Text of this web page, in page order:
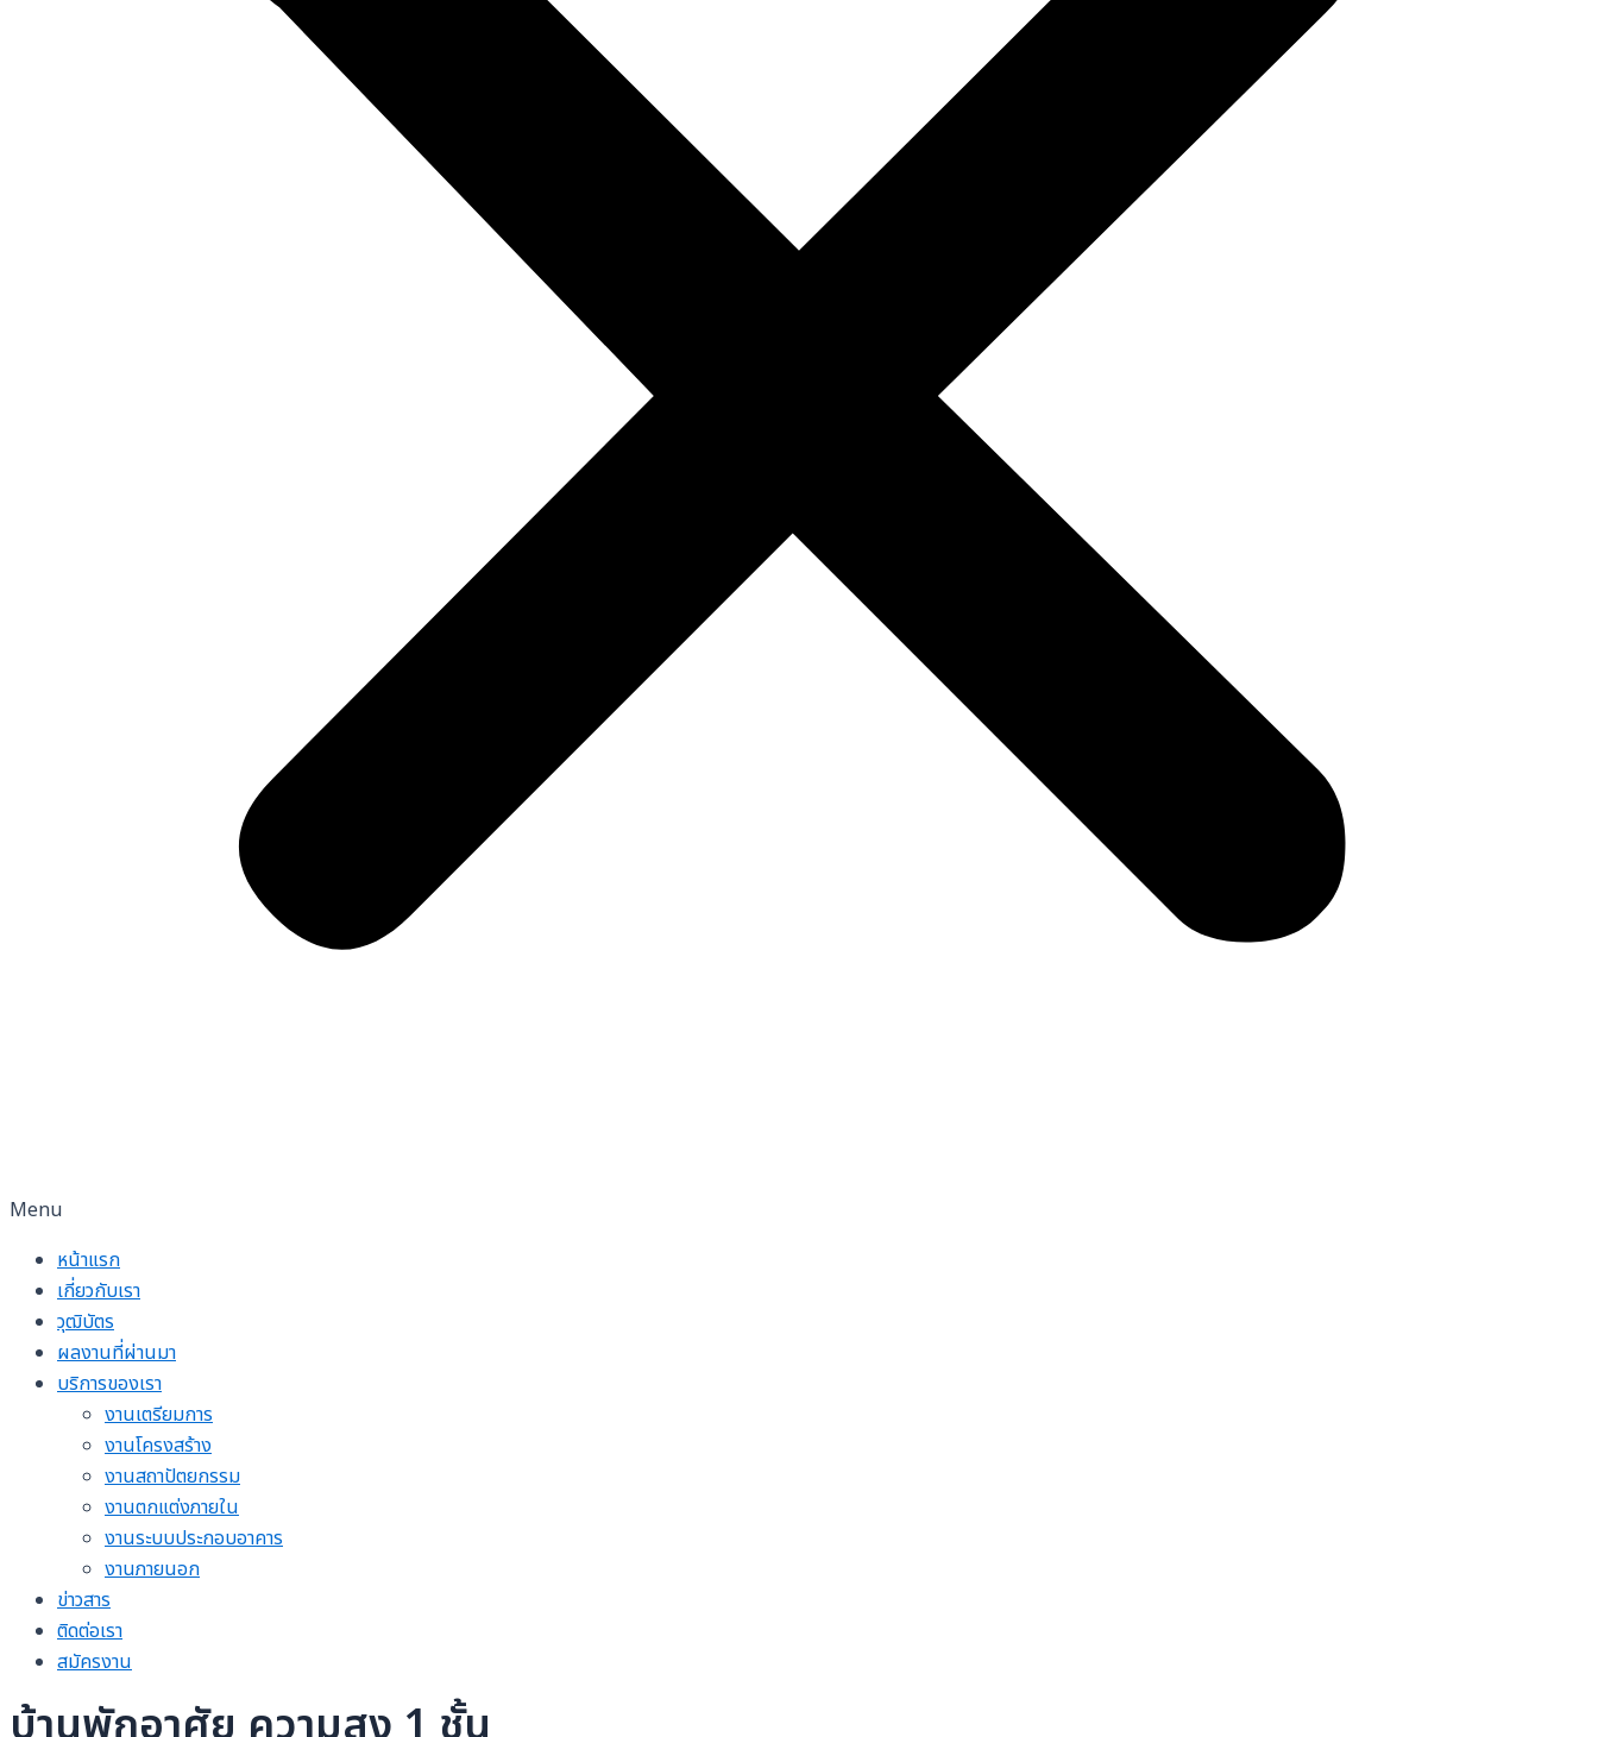
Menu
หน้าแรก
เกี่ยวกับเรา
วุฒิบัตร
ผลงานที่ผ่านมา
บริการของเรา
งานเตรียมการ
งานโครงสร้าง
งานสถาปัตยกรรม
งานตกแต่งภายใน
งานระบบประกอบอาคาร
งานภายนอก
ข่าวสาร
ติดต่อเรา
สมัครงาน